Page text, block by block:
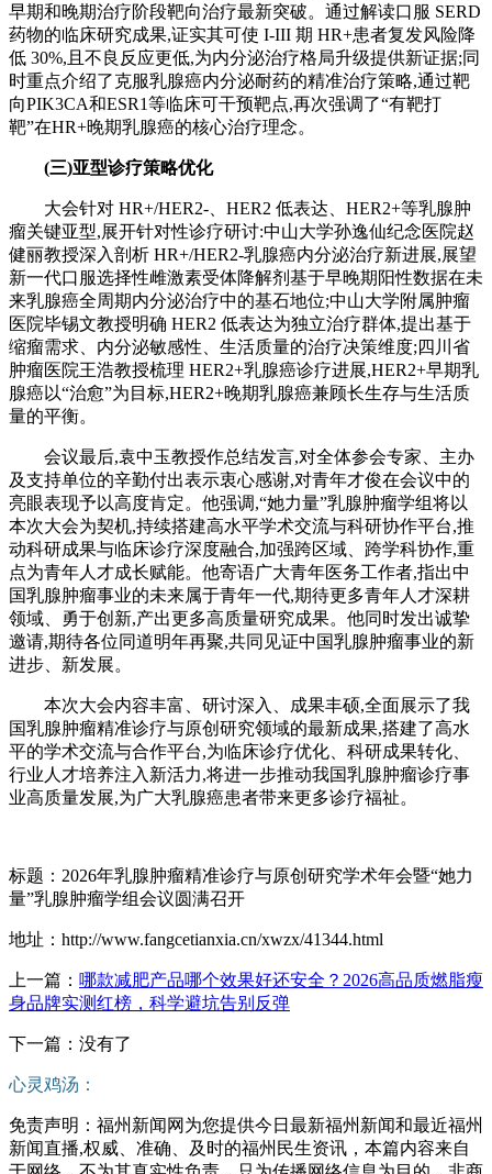
早期和晚期治疗阶段靶向治疗最新突破。通过解读口服 SERD
药物的临床研究成果,证实其可使 I-III 期 HR+患者复发风险降
低 30%,且不良反应更低,为内分泌治疗格局升级提供新证据;同
时重点介绍了克服乳腺癌内分泌耐药的精准治疗策略,通过靶
向PIK3CA和ESR1等临床可干预靶点,再次强调了“有靶打
靶”在HR+晚期乳腺癌的核心治疗理念。
(三)亚型诊疗策略优化
大会针对 HR+/HER2-、HER2 低表达、HER2+等乳腺肿
瘤关键亚型,展开针对性诊疗研讨:中山大学孙逸仙纪念医院赵
健丽教授深入剖析 HR+/HER2-乳腺癌内分泌治疗新进展,展望
新一代口服选择性雌激素受体降解剂基于早晚期阳性数据在未
来乳腺癌全周期内分泌治疗中的基石地位;中山大学附属肿瘤
医院毕锡文教授明确 HER2 低表达为独立治疗群体,提出基于
缩瘤需求、内分泌敏感性、生活质量的治疗决策维度;四川省
肿瘤医院王浩教授梳理 HER2+乳腺癌诊疗进展,HER2+早期乳
腺癌以“治愈”为目标,HER2+晚期乳腺癌兼顾长生存与生活质
量的平衡。
会议最后,袁中玉教授作总结发言,对全体参会专家、主办
及支持单位的辛勤付出表示衷心感谢,对青年才俊在会议中的
亮眼表现予以高度肯定。他强调,“她力量”乳腺肿瘤学组将以
本次大会为契机,持续搭建高水平学术交流与科研协作平台,推
动科研成果与临床诊疗深度融合,加强跨区域、跨学科协作,重
点为青年人才成长赋能。他寄语广大青年医务工作者,指出中
国乳腺肿瘤事业的未来属于青年一代,期待更多青年人才深耕
领域、勇于创新,产出更多高质量研究成果。他同时发出诚挚
邀请,期待各位同道明年再聚,共同见证中国乳腺肿瘤事业的新
进步、新发展。
本次大会内容丰富、研讨深入、成果丰硕,全面展示了我
国乳腺肿瘤精准诊疗与原创研究领域的最新成果,搭建了高水
平的学术交流与合作平台,为临床诊疗优化、科研成果转化、
行业人才培养注入新活力,将进一步推动我国乳腺肿瘤诊疗事
业高质量发展,为广大乳腺癌患者带来更多诊疗福祉。
标题：2026年乳腺肿瘤精准诊疗与原创研究学术年会暨“她力
量”乳腺肿瘤学组会议圆满召开
地址：http://www.fangcetianxia.cn/xwzx/41344.html
上一篇： ​哪款减肥产品哪个效果好还安全？2026高品质燃脂瘦
身品牌实测红榜，科学避坑告别反弹
下一篇：没有了
心灵鸡汤：
免责声明：福州新闻网为您提供今日最新福州新闻和最近福州
新闻直播,权威、准确、及时的福州民生资讯，本篇内容来自